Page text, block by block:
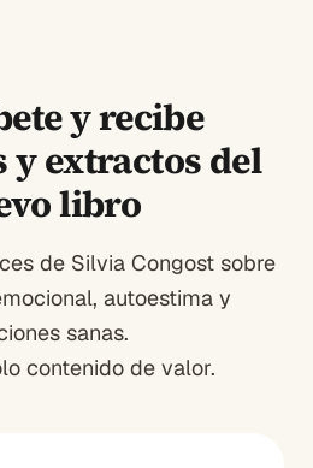
y recibe
y extractos del
libro
de Silvia Congost sobre
autoestima y
sanas.
contenido de valor.